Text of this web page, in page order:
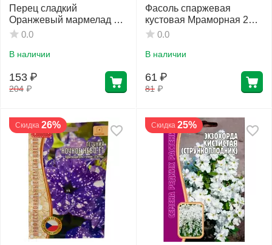
Перец сладкий
Оранжевый мармелад F1
3 шт РЕДКИЕ СЕМЕНА
0.0
В наличии
204 ₽
153 ₽
Фасоль спаржевая
кустовая Мраморная 25
шт РЕДКИЕ СЕМЕНА
0.0
В наличии
81 ₽
61 ₽
Скидка 26% Скидка 25%